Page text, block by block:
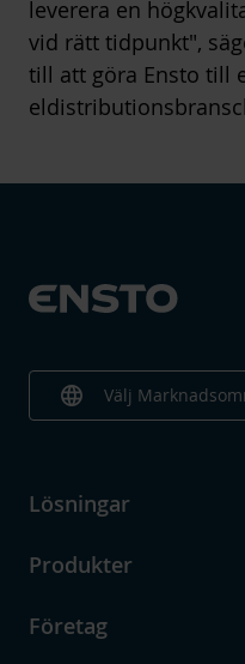
leverera en
vid rätt tidpunkt",
till att göra Ensto till
language Välj
Lösningar
Produkter
Företag